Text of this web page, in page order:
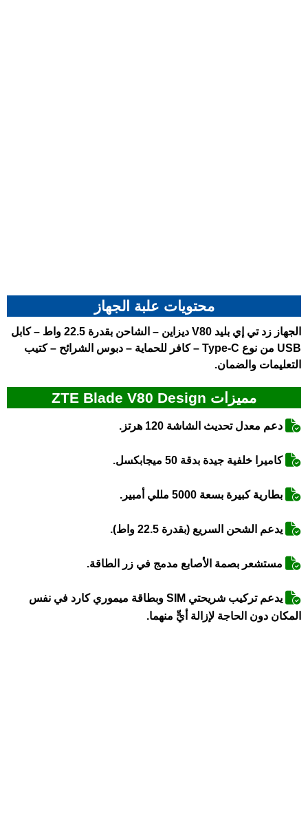
محتويات علبة الجهاز
الجهاز زد تي إي بليد V80 ديزاين
– الشاحن بقدرة 22.5 واط – كابل
USB من نوع Type-C – كافر للحماية – دبوس الشرائح – كتيب
التعليمات والضمان.
مميزات ZTE Blade V80 Design
دعم معدل تحديث الشاشة 120 هرتز.
كاميرا خلفية جيدة بدقة 50 ميجابكسل.
بطارية كبيرة بسعة 5000 مللي أمبير.
يدعم الشحن السريع (بقدرة 22.5 واط).
مستشعر بصمة الأصابع مدمج في زر الطاقة.
يدعم تركيب شريحتي SIM وبطاقة ميموري كارد في نفس
المكان دون الحاجة لإزالة أيٍّ منهما.